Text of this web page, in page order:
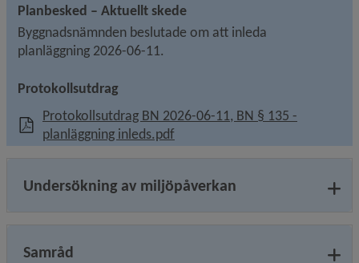
Planbesked – Aktuellt skede
Byggnadsnämnden beslutade om att inleda
planläggning 2026-06-11.
Protokollsutdrag
Protokollsutdrag BN 2026-06-11, BN § 135 -
planläggning inleds.pdf, 1.7 MB, öppnas i nytt fönster.
Undersökning av miljöpåverkan
Samråd